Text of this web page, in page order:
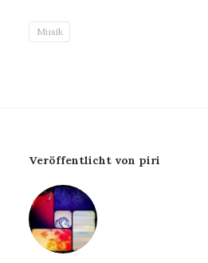
Musik
Veröffentlicht von piri